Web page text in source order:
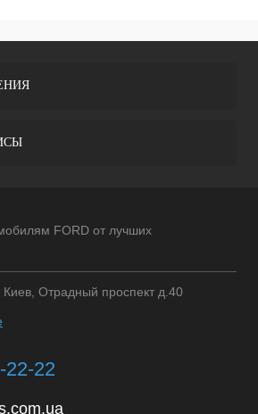
FORD от лучших
Отрадный проспект д.40
22-22